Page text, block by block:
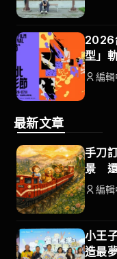
2026
型」
編
最新文章
手刀
景 還
編
小王
造最